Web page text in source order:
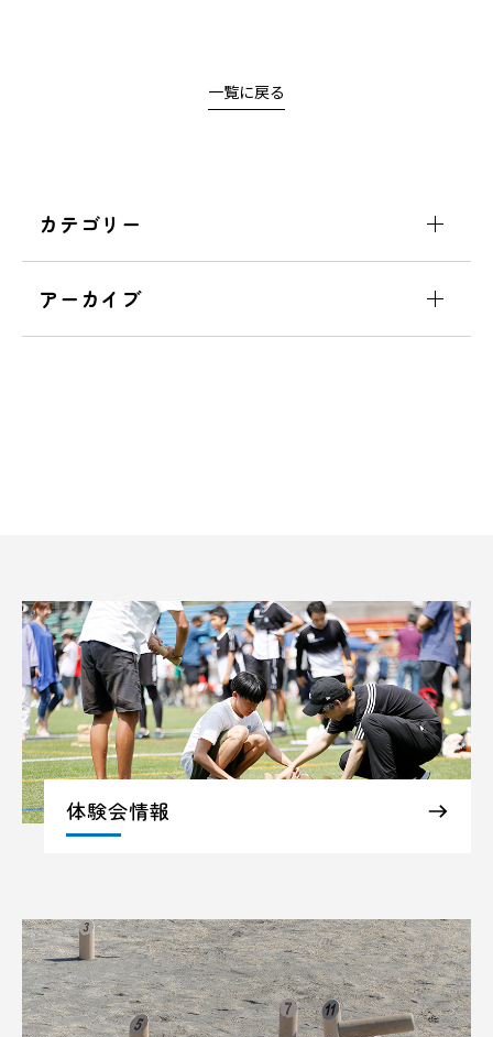
一覧に戻る
カテゴリー
アーカイブ
体験会情報